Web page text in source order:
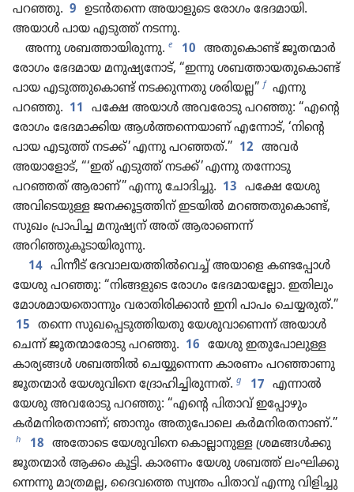
പറഞ്ഞു. 9 ഉടൻതന്നെ അയാളു​ടെ രോഗം ഭേദമായി.
അയാൾ പായ എടുത്ത്‌ നടന്നു.
അന്നു ശബത്തായിരുന്നു. e 10 അതു​കൊണ്ട്‌ ജൂതന്മാർ
രോഗം ഭേദമായ മനുഷ്യനോട്‌, “ഇന്നു ശബത്താ​യ​തു​കൊണ്ട്‌
പായ എടുത്തു​കൊണ്ട്‌ നടക്കു​ന്നതു ശരിയല്ല” f എന്നു
പറഞ്ഞു. 11 പക്ഷേ അയാൾ അവരോ​ടു പറഞ്ഞു: “എന്റെ
രോഗം ഭേദമാ​ക്കിയ ആൾത്ത​ന്നെ​യാണ്‌ എന്നോട്‌, ‘നിന്റെ
പായ എടുത്ത്‌ നടക്ക്‌’ എന്നു പറഞ്ഞത്‌.” 12 അവർ
അയാളോട്‌, “‘ഇത്‌ എടുത്ത്‌ നടക്ക്‌’ എന്നു തന്നോടു
പറഞ്ഞത്‌ ആരാണ്‌” എന്നു ചോദിച്ചു. 13 പക്ഷേ യേശു
അവി​ടെ​യുള്ള ജനക്കൂ​ട്ട​ത്തിന്‌ ഇടയിൽ മറഞ്ഞതുകൊണ്ട്‌,
സുഖം പ്രാപിച്ച മനുഷ്യന്‌ അത്‌ ആരാ​ണെന്ന്‌
അറിഞ്ഞുകൂടായിരുന്നു.
14 പിന്നീട്‌ ദേവാ​ല​യ​ത്തിൽവെച്ച്‌ അയാളെ കണ്ടപ്പോൾ
യേശു പറഞ്ഞു: “നിങ്ങളുടെ രോഗം ഭേദമായല്ലോ. ഇതിലും
മോശ​മാ​യ​തൊ​ന്നും വരാതി​രി​ക്കാൻ ഇനി പാപം ചെയ്യരുത്‌.”
15 തന്നെ സുഖ​പ്പെ​ടു​ത്തി​യതു യേശു​വാ​ണെന്ന്‌ അയാൾ
ചെന്ന്‌ ജൂതന്മാ​രോ​ടു പറഞ്ഞു. 16 യേശു ഇതു​പോ​ലുള്ള
കാര്യങ്ങൾ ശബത്തിൽ ചെയ്യു​ന്നെന്ന കാരണം പറഞ്ഞാണു
ജൂതന്മാർ യേശു​വി​നെ ദ്രോഹിച്ചിരുന്നത്‌. g 17 എന്നാൽ
യേശു അവരോ​ടു പറഞ്ഞു: “എന്റെ പിതാവ്‌ ഇപ്പോ​ഴും
കർമനിരതനാണ്‌; ഞാനും അതു​പോ​ലെ കർമനിരതനാണ്‌.”
h 18 അതോടെ യേശു​വി​നെ കൊല്ലാ​നുള്ള ശ്രമങ്ങൾക്കു
ജൂതന്മാർ ആക്കം കൂട്ടി. കാരണം യേശു ശബത്ത്‌ ലംഘി​ക്കു​
ന്നെന്നു മാത്രമല്ല, ദൈവത്തെ സ്വന്തം പിതാവ്‌ എന്നു വിളി​ച്ചു​